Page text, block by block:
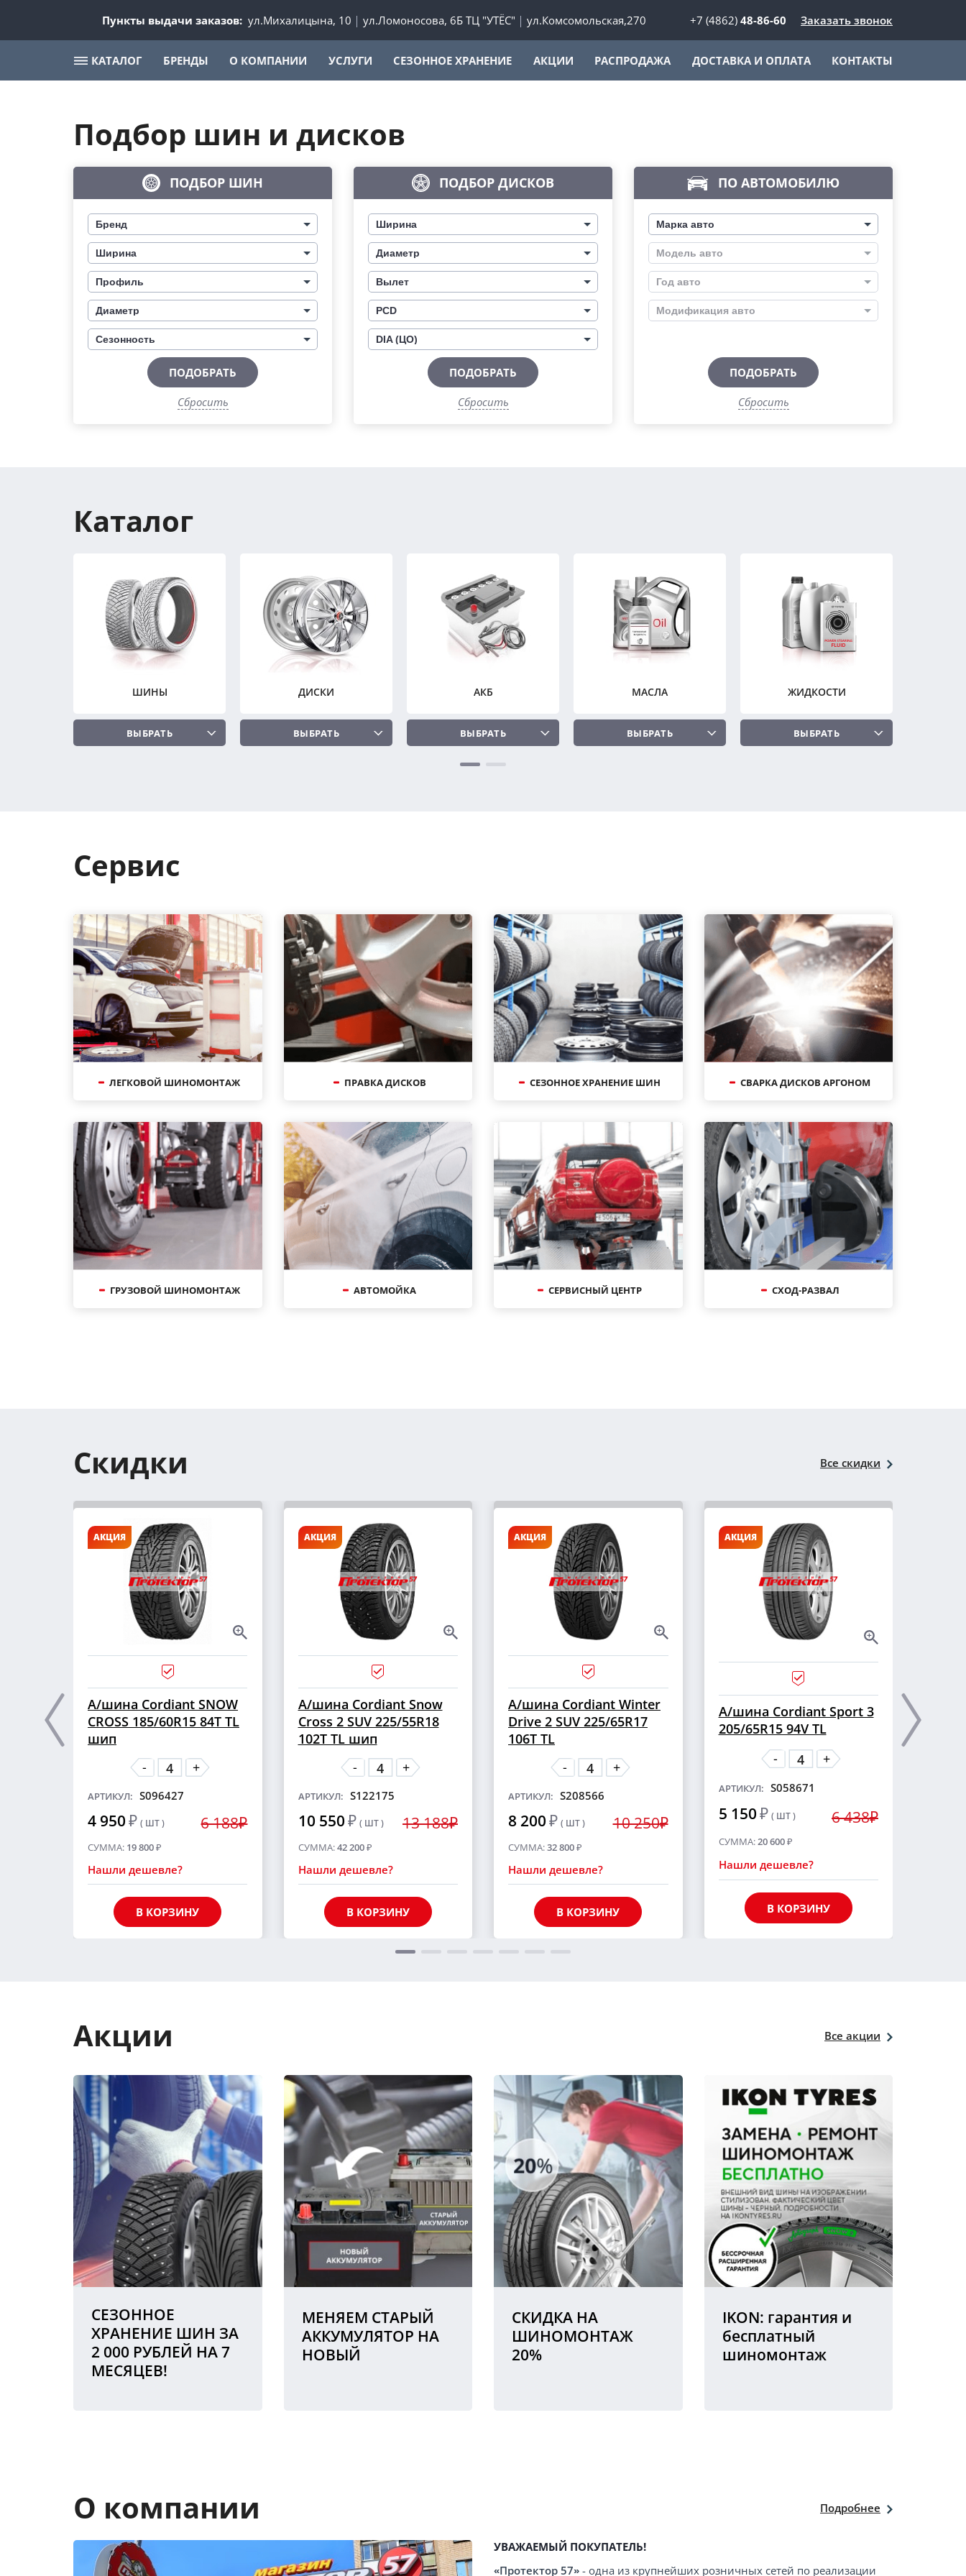
Пункты выдачи заказов: ул.Михалицына, 10 ул.Ломоносова, 6Б ТЦ "УТЁС" ул.Комсомольская,270 +7 (4862) 48-86-60 Заказать звонок
КАТАЛОГ БРЕНДЫ О КОМПАНИИ УСЛУГИ СЕЗОННОЕ ХРАНЕНИЕ АКЦИИ РАСПРОДАЖА ДОСТАВКА И ОПЛАТА КОНТАКТЫ
Подбор шин и дисков
ПОДБОР ШИН
Бренд
Ширина
Профиль
Диаметр
Сезонность
ПОДОБРАТЬ
Сбросить
ПОДБОР ДИСКОВ
Ширина
Диаметр
Вылет
PCD
DIA (ЦО)
ПОДОБРАТЬ
Сбросить
ПО АВТОМОБИЛЮ
Марка авто
Модель авто
Год авто
Модификация авто
ПОДОБРАТЬ
Сбросить
Каталог
ШИНЫ
ВЫБРАТЬ
ДИСКИ
ВЫБРАТЬ
АКБ
ВЫБРАТЬ
МАСЛА
ВЫБРАТЬ
ЖИДКОСТИ
ВЫБРАТЬ
Сервис
ЛЕГКОВОЙ ШИНОМОНТАЖ ПРАВКА ДИСКОВ СЕЗОННОЕ ХРАНЕНИЕ ШИН СВАРКА ДИСКОВ АРГОНОМ
ГРУЗОВОЙ ШИНОМОНТАЖ АВТОМОЙКА СЕРВИСНЫЙ ЦЕНТР СХОД-РАЗВАЛ
Скидки Все скидки
АКЦИЯ
А/шина Cordiant SNOW
CROSS 185/60R15 84T TL
шип
-
+
АРТИКУЛ: S096427
4 950₽ ( ШТ ) 6 188₽
СУММА: 19 800₽
Нашли дешевле?
В КОРЗИНУ
АКЦИЯ
А/шина Cordiant Snow
Cross 2 SUV 225/55R18
102T TL шип
-
+
АРТИКУЛ: S122175
10 550₽ ( ШТ ) 13 188₽
СУММА:42 200₽
Нашли дешевле?
В КОРЗИНУ
АКЦИЯ
А/шина Cordiant Winter
Drive 2 SUV 225/65R17
106T TL
-
+
АРТИКУЛ: S208566
8 200₽ ( ШТ ) 10 250₽
СУММА:32 800₽
Нашли дешевле?
В КОРЗИНУ
АКЦИЯ
А/шина Cordiant Sport 3
205/65R15 94V TL
-
+
АРТИКУЛ: S058671
5 150₽ ( ШТ ) 6 438₽
СУММА: 20 600₽
Нашли дешевле?
В КОРЗИНУ
Акции Все акции
СЕЗОННОЕ
ХРАНЕНИЕ ШИН ЗА
2 000 РУБЛЕЙ НА 7
МЕСЯЦЕВ!
МЕНЯЕМ СТАРЫЙ
АККУМУЛЯТОР НА
НОВЫЙ
СКИДКА НА
ШИНОМОНТАЖ
20%
IKON: гарантия и
бесплатный
шиномонтаж
О компании Подробнее
УВАЖАЕМЫЙ ПОКУПАТЕЛЬ!
«Протектор 57» - одна из крупнейших розничных сетей по реализации